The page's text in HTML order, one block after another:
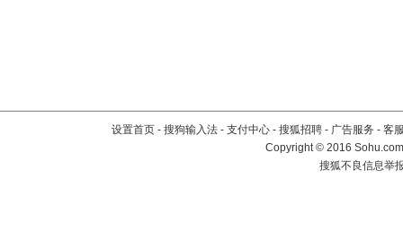
设置首页 - 搜狗输入法 - 支付中心 - 搜狐招聘 - 广告服务 - 客
Copyright©2016
搜狐不良信息举